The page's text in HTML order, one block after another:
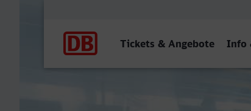
Tickets & Angebote Info
Gütersloh Hbf -